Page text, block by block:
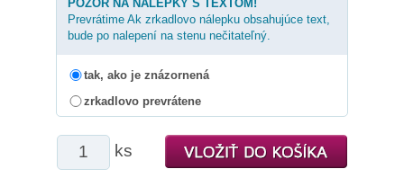
POZOR NA NÁLEPKY S TEXTOM!
Prevrátime Ak zrkadlovo nálepku obsahujúce text,
bude po nalepení na stenu nečitateľný.
tak, ako je znázornená
zrkadlovo prevrátene
ks